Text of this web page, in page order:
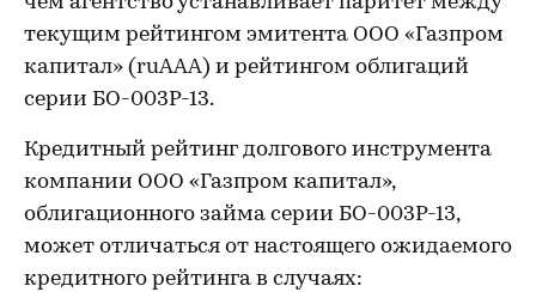
текущим рейтингом эмитента ООО «Газпром
капитал» (ruAAA) и рейтингом облигаций
серии БО-003Р-13.
Кредитный рейтинг долгового инструмента
компании ООО «Газпром капитал»,
облигационного займа серии БО-003Р-13,
может отличаться от настоящего ожидаемого
кредитного рейтинга в случаях: